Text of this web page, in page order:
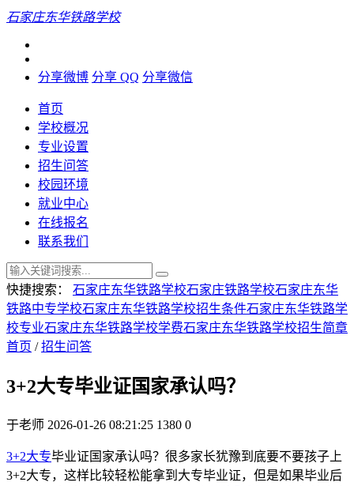
石家庄东华铁路学校
分享微博 分享 QQ 分享微信
首页
学校概况
专业设置
招生问答
校园环境
就业中心
在线报名
联系我们
快捷搜索： 石家庄东华铁路学校石家庄铁路学校石家庄东华
铁路中专学校石家庄东华铁路学校招生条件石家庄东华铁路学
校专业石家庄东华铁路学校学费石家庄东华铁路学校招生简章
首页 /招生问答
3+2大专毕业证国家承认吗？
于老师 2026-01-26 08:21:25 1380 0
3+2大专毕业证国家承认吗？很多家长犹豫到底要不要孩子上
3+2大专，这样比较轻松能拿到大专毕业证，但是如果毕业后